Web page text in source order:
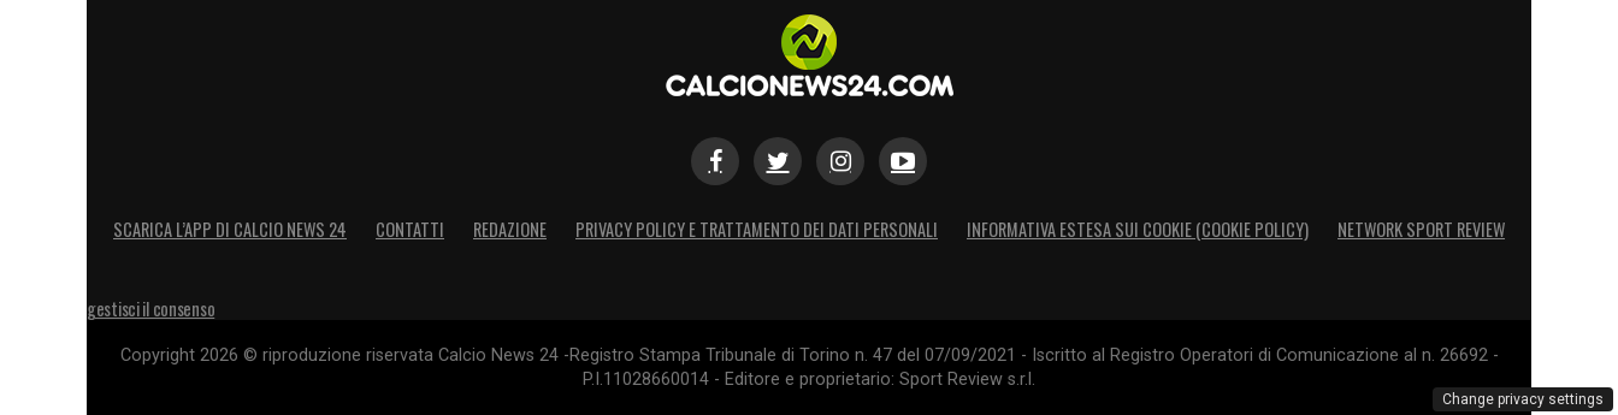
SCARICA L’APP DI CALCIO NEWS 24 CONTATTI REDAZIONE PRIVACY POLICY E TRATTAMENTO DEI DATI PERSONALI INFORMATIVA ESTESA SUI COOKIE (COOKIE POLICY) NETWORK SPORT REVIEW
gestisci il consenso
Copyright 2026 © riproduzione riservata Calcio News 24 -Registro Stampa Tribunale di Torino n. 47 del 07/09/2021 - Iscritto al Registro Operatori di Comunicazione al n. 26692 -
P.I.11028660014 - Editore e proprietario: Sport Review s.r.l.
Change privacy settings